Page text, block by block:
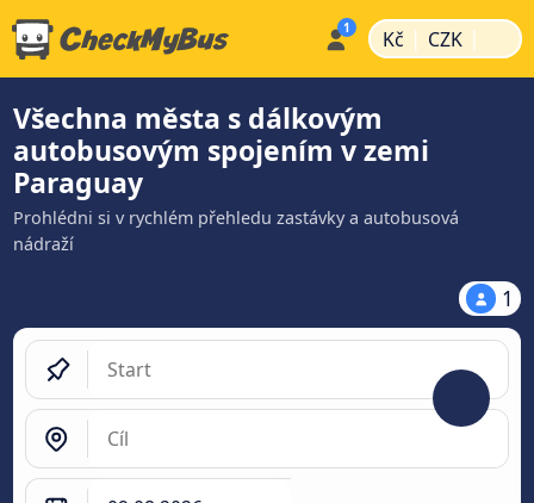
Kč | CZK |
Všechna města s dálkovým
autobusovým spojením v zemi
Paraguay
Prohlédni si v rychlém přehledu zastávky a autobusová
nádraží
1